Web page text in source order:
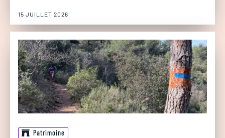
15 JUILLET 2026
Patrimoine